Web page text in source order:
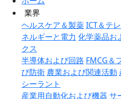
業界
ヘルスケア＆製薬ICT＆テ
ネルギーと電力 化学薬品お
クス
半導体および回路 FMCG＆
び防衛 農業および関連活動
シーラント
産業用自動化および機器 サ